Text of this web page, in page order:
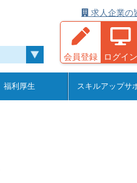
求人企業の
会員登録 ログイン
福利厚生 スキルアップサ